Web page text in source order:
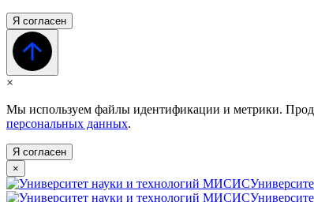
Я согласен
×
Мы используем файлы идентификации и метрики.
персональных данных.
Я согласен
×